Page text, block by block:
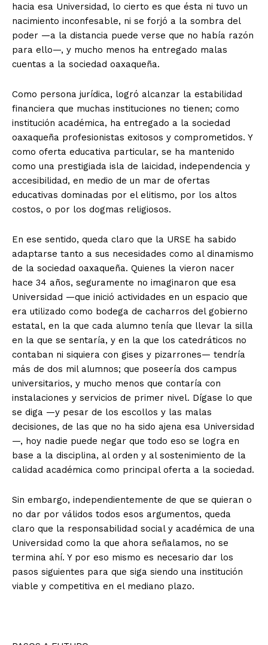
hacia esa Universidad, lo cierto es que ésta ni tuvo un
nacimiento inconfesable, ni se forjó a la sombra del
poder —a la distancia puede verse que no había razón
para ello—, y mucho menos ha entregado malas
cuentas a la sociedad oaxaqueña.
Como persona jurídica, logró alcanzar la estabilidad
financiera que muchas instituciones no tienen; como
institución académica, ha entregado a la sociedad
oaxaqueña profesionistas exitosos y comprometidos. Y
como oferta educativa particular, se ha mantenido
como una prestigiada isla de laicidad, independencia y
accesibilidad, en medio de un mar de ofertas
educativas dominadas por el elitismo, por los altos
costos, o por los dogmas religiosos.
En ese sentido, queda claro que la URSE ha sabido
adaptarse tanto a sus necesidades como al dinamismo
de la sociedad oaxaqueña. Quienes la vieron nacer
hace 34 años, seguramente no imaginaron que esa
Universidad —que inició actividades en un espacio que
era utilizado como bodega de cacharros del gobierno
estatal, en la que cada alumno tenía que llevar la silla
en la que se sentaría, y en la que los catedráticos no
contaban ni siquiera con gises y pizarrones— tendría
más de dos mil alumnos; que poseería dos campus
universitarios, y mucho menos que contaría con
instalaciones y servicios de primer nivel. Dígase lo que
se diga —y pesar de los escollos y las malas
decisiones, de las que no ha sido ajena esa Universidad
—, hoy nadie puede negar que todo eso se logra en
base a la disciplina, al orden y al sostenimiento de la
calidad académica como principal oferta a la sociedad.
Sin embargo, independientemente de que se quieran o
no dar por válidos todos esos argumentos, queda
claro que la responsabilidad social y académica de una
Universidad como la que ahora señalamos, no se
termina ahí. Y por eso mismo es necesario dar los
pasos siguientes para que siga siendo una institución
viable y competitiva en el mediano plazo.